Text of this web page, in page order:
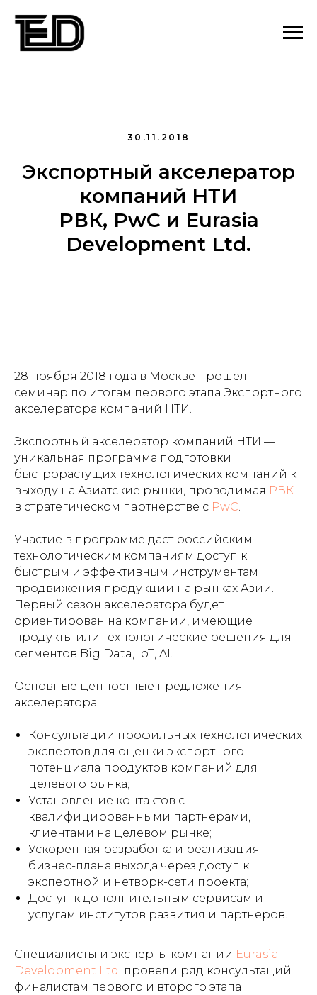
30.11.2018
Экспортный акселератор
компаний НТИ
РВК, PwC и Eurasia
Development Ltd.
28 ноября 2018 года в Москве прошел
семинар по итогам первого этапа Экспортного
акселератора компаний НТИ.
Экспортный акселератор компаний НТИ —
уникальная программа подготовки
быстрорастущих технологических компаний к
выходу на Азиатские рынки, проводимая РВК
в стратегическом партнерстве с PwC
Участие в программе даст российским
технологическим компаниям доступ к
быстрым и эффективным инструментам
продвижения продукции на рынках Азии.
Первый сезон акселератора будет
ориентирован на компании, имеющие
продукты или технологические решения для
сегментов Big Data, IoT, AI.
Основные ценностные предложения
акселератора:
Консультации профильных технологических
экспертов для оценки экспортного
потенциала продуктов компаний для
целевого рынка;
Установление контактов с
квалифицированными партнерами,
клиентами на целевом рынке;
Ускоренная разработка и реализация
бизнес-плана выхода через доступ к
экспертной и нетворк-сети проекта;
Доступ к дополнительным сервисам и
услугам институтов развития и партнеров.
Специалисты и эксперты компании Eurasia
Development Ltd . провели ряд консультаций
финалистам первого и второго этапа